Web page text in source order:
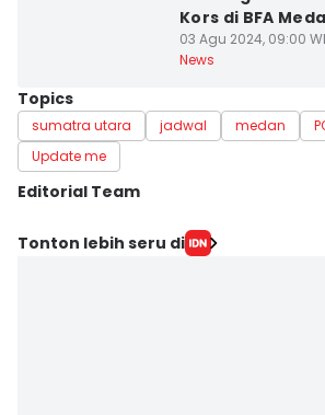
Kors di BFA
03 Agu 2024, 09:00
News
Topics
sumatra utara jadwal medan
Update me
Editorial Team
Editor
Tonton lebih seru di